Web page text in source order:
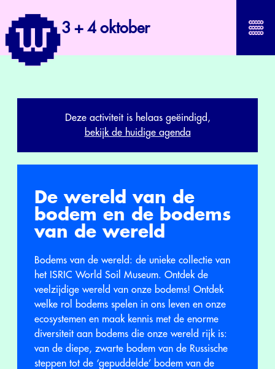
3 + 4 oktober
Deze activiteit is helaas geëindigd,
bekijk de huidige agenda
De wereld van de
bodem en de bodems
van de wereld
Bodems van de wereld: de unieke collectie van
het ISRIC World Soil Museum. Ontdek de
veelzijdige wereld van onze bodems! Ontdek
welke rol bodems spelen in ons leven en onze
ecosystemen en maak kennis met de enorme
diversiteit aan bodems die onze wereld rijk is:
van de diepe, zwarte bodem van de Russische
steppen tot de ‘gepuddelde’ bodem van de